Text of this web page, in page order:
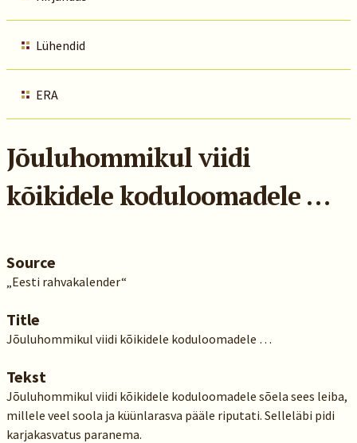
Lühendid
ERA
Jõuluhommikul viidi
kõikidele koduloomadele …
Source
„Eesti rahvakalender“
Title
Jõuluhommikul viidi kõikidele koduloomadele …
Tekst
Jõuluhommikul viidi kõikidele koduloomadele sõela sees leiba,
millele veel soola ja küünlarasva pääle riputati. Selleläbi pidi
karjakasvatus paranema.